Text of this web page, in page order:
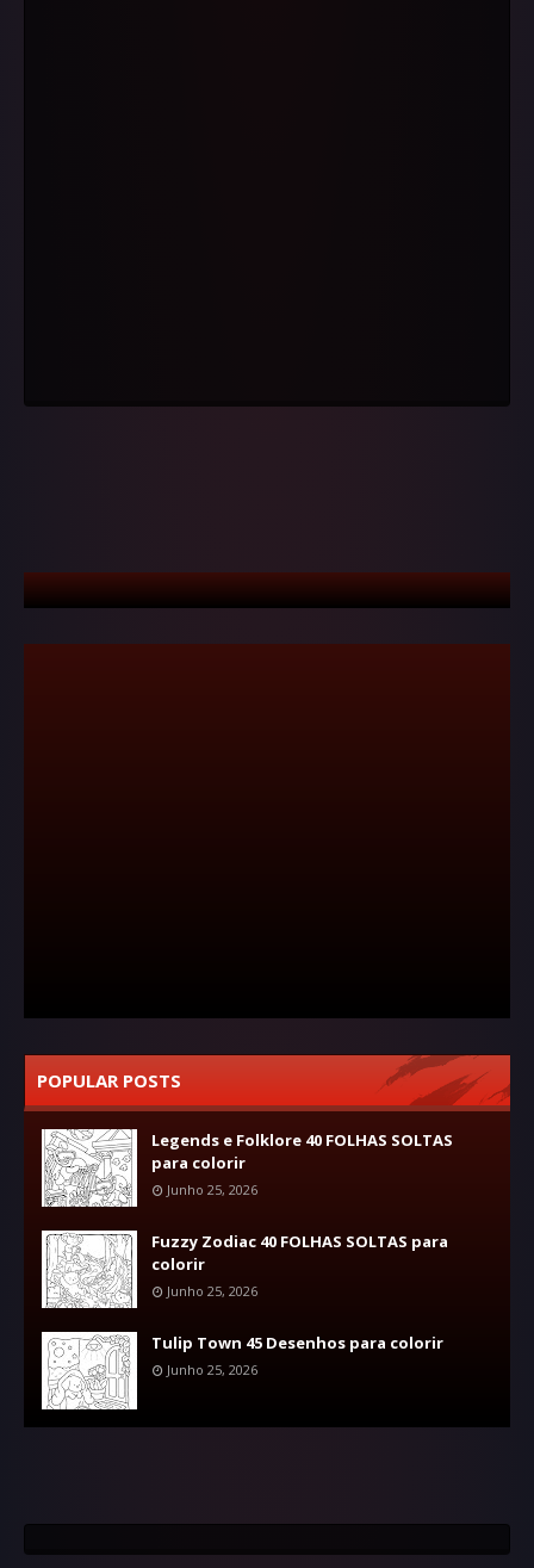
POPULAR POSTS
Legends e Folklore 40 FOLHAS SOLTAS
para colorir
Junho 25, 2026
Fuzzy Zodiac 40 FOLHAS SOLTAS para
colorir
Junho 25, 2026
Tulip Town 45 Desenhos para colorir
Junho 25, 2026